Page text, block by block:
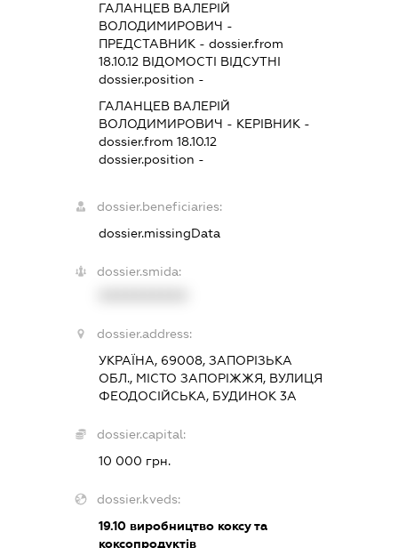
ГАЛАНЦЕВ ВАЛЕРІЙ
ВОЛОДИМИРОВИЧ -
ПРЕДСТАВНИК - dossier.from
18.10.12 ВІДОМОСТІ ВІДСУТНІ
dossier.position -
ГАЛАНЦЕВ ВАЛЕРІЙ
ВОЛОДИМИРОВИЧ - КЕРІВНИК -
dossier.from 18.10.12
dossier.position -
dossier.beneficiaries:
dossier.missingData
dossier.smida:
dossier.address:
УКРАЇНА, 69008, ЗАПОРІЗЬКА
ОБЛ., МІСТО ЗАПОРІЖЖЯ, ВУЛИЦЯ
ФЕОДОСІЙСЬКА, БУДИНОК 3А
dossier.capital:
10 000 грн.
dossier.kveds:
19.10 виробництво коксу та
коксопродуктів